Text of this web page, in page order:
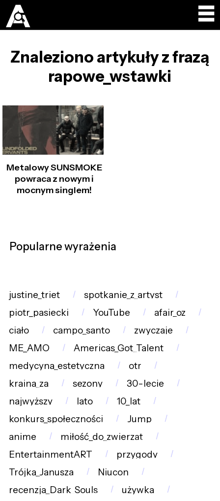
Znaleziono artykuły z frazą
rapowe_wstawki
Metalowy SUNSMOKE
powraca z nowym i
mocnym singlem!
Popularne wyrażenia
justine_triet
spotkanie_z_artyst
piotr_pasiecki
YouTube
afair_oz
ciało
campo_santo
zwyczaje
ME_AMO
Americas_Got_Talent
medycyna_estetyczna
otr
kraina_za
sezony
30-lecie
najwyższy
lato
10_lat
konkurs_społeczności
Jump
anime
miłość_do_zwierząt
EntertainmentART
przygody
Trójka_Janusza
Niucon
recenzja_Dark_Souls
używka